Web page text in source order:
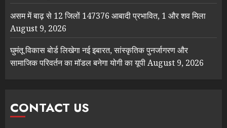
असम में बाढ़ से 12 जिलों 147376 आबादी प्रभावित, 1 और शव मिला
August 9, 2026
घुमंतू विकास बोर्ड लिखेगा नई इबारत, सांस्कृतिक पुनर्जागरण और
सामाजिक परिवर्तन का मॉडल बनेगा योगी का यूपीAugust 9, 2026
CONTACT US